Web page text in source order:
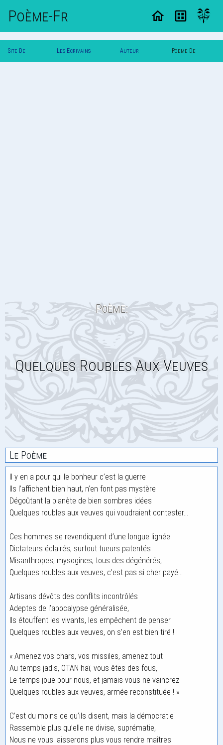
Poème-Fr
Site De Les Ecrivains Auteur Poeme De
Poème:
Quelques Roubles Aux Veuves
Le Poème
Il y en a pour qui le bonheur c’est la guerre
Ils l’affichent bien haut, n’en font pas mystère
Dégoûtant la planète de bien sombres idées
Quelques roubles aux veuves qui voudraient contester…
Ces hommes se revendiquent d’une longue lignée
Dictateurs éclairés, surtout tueurs patentés
Misanthropes, mysogines, tous des dégénérés,
Quelques roubles aux veuves, c’est pas si cher payé…
Artisans dévôts des conflits incontrôlés
Adeptes de l’apocalypse généralisée,
Ils étouffent les vivants, les empêchent de penser
Quelques roubles aux veuves, on s’en est bien tiré !
« Amenez vos chars, vos missiles, amenez tout
Au temps jadis, OTAN haï, vous êtes des fous,
Le temps joue pour nous, et jamais vous ne vaincrez
Quelques roubles aux veuves, armée reconstituée ! »
C’est du moins ce qu’ils disent, mais la démocratie
Rassemble plus qu’elle ne divise, suprématie,
Nous ne vous laisserons plus vous rendre maîtres